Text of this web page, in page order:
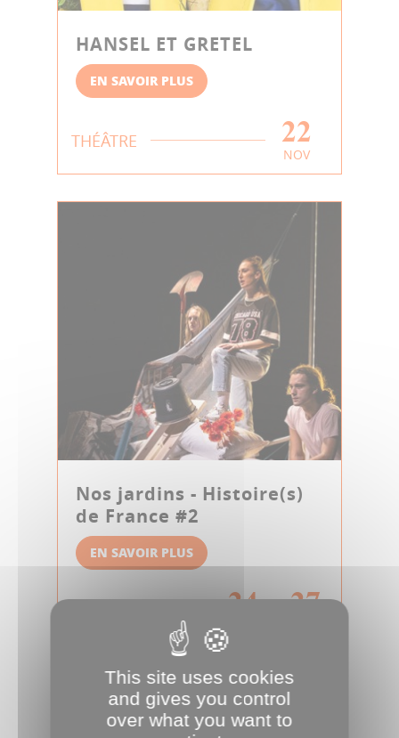
HANSEL ET GRETEL
EN SAVOIR PLUS
THÉÂTRE 22
NOV
Nos jardins - Histoire(s)
de France #2
EN SAVOIR PLUS
24 au 27
This site uses cookies
and gives you control
over what you want to